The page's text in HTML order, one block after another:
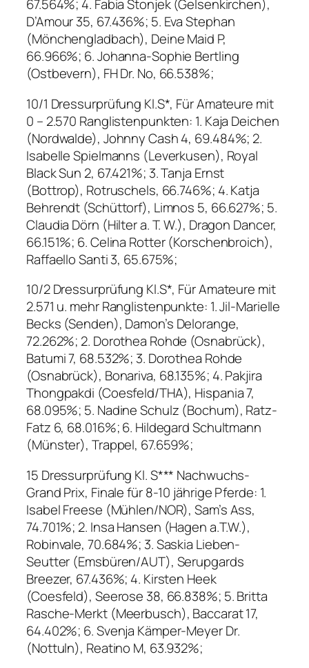
67.564%; 4. Fabia Stonjek (Gelsenkirchen),
D’Amour 35, 67.436%; 5. Eva Stephan
(Mönchengladbach), Deine Maid P,
66.966%; 6. Johanna-Sophie Bertling
(Ostbevern), FH Dr. No, 66.538%;
10/1 Dressurprüfung Kl.S*, Für Amateure mit
0 – 2.570 Ranglistenpunkten: 1. Kaja Deichen
(Nordwalde), Johnny Cash 4, 69.484%; 2.
Isabelle Spielmanns (Leverkusen), Royal
Black Sun 2, 67.421%; 3. Tanja Ernst
(Bottrop), Rotruschels, 66.746%; 4. Katja
Behrendt (Schüttorf), Limnos 5, 66.627%; 5.
Claudia Dörn (Hilter a. T. W.), Dragon Dancer,
66.151%; 6. Celina Rotter (Korschenbroich),
Raffaello Santi 3, 65.675%;
10/2 Dressurprüfung Kl.S*, Für Amateure mit
2.571 u. mehr Ranglistenpunkte: 1. Jil-Marielle
Becks (Senden), Damon’s Delorange,
72.262%; 2. Dorothea Rohde (Osnabrück),
Batumi 7, 68.532%; 3. Dorothea Rohde
(Osnabrück), Bonariva, 68.135%; 4. Pakjira
Thongpakdi (Coesfeld/THA), Hispania 7,
68.095%; 5. Nadine Schulz (Bochum), Ratz-
Fatz 6, 68.016%; 6. Hildegard Schultmann
(Münster), Trappel, 67.659%;
15 Dressurprüfung Kl. S*** Nachwuchs-
Grand Prix, Finale für 8-10 jährige Pferde: 1.
Isabel Freese (Mühlen/NOR), Sam’s Ass,
74.701%; 2. Insa Hansen (Hagen a.T.W.),
Robinvale, 70.684%; 3. Saskia Lieben-
Seutter (Emsbüren/AUT), Serupgards
Breezer, 67.436%; 4. Kirsten Heek
(Coesfeld), Seerose 38, 66.838%; 5. Britta
Rasche-Merkt (Meerbusch), Baccarat 17,
64.402%; 6. Svenja Kämper-Meyer Dr.
(Nottuln), Reatino M, 63.932%;